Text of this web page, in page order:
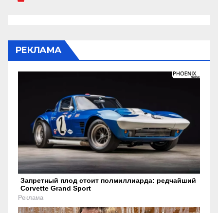
РЕКЛАМА
Запретный плод стоит полмиллиарда: редчайший
Corvette Grand Sport
Реклама